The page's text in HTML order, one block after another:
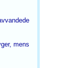
mens